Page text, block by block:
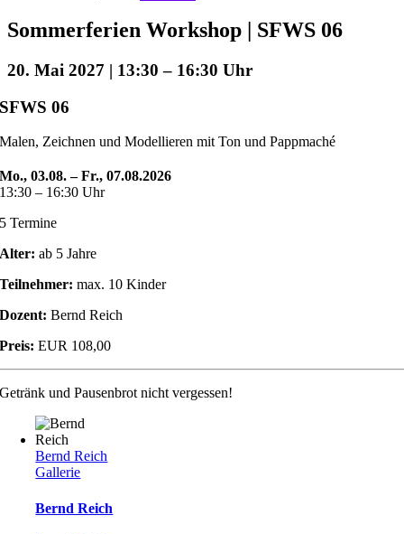
Sommerferien Workshop | SFWS 06
20. Mai 2027 | 13:30 – 16:30
SFWS 06
Malen, Zeichnen und Modellieren mit Ton und Pappmaché
Mo., 03.08. – Fr., 07.08.2026
13:30 – 16:30 Uhr
5 Termine
Alter: ab 5 Jahre
Teilnehmer: max. 10 Kinder
Dozent: Bernd Reich
Preis: EUR 108,00
Getränk und Pausenbrot nicht vergessen!
Bernd Reich
Gallerie
Bernd Reich